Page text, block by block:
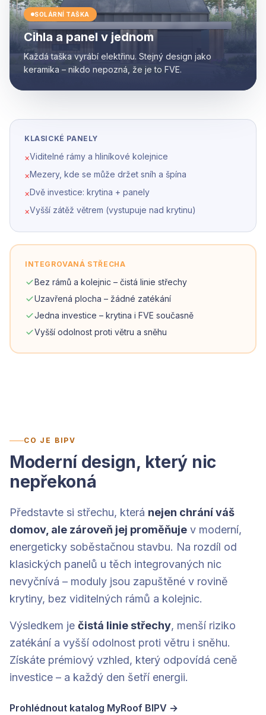
SOLÁRNÍ TAŠKA
Cihla a panel v jednom
Každá taška vyrábí elektřinu. Stejný design jako
keramika – nikdo nepozná, že je to FVE.
KLASICKÉ PANELY
×Viditelné rámy a hliníkové kolejnice
×Mezery, kde se může držet sníh a špína
×Dvě investice: krytina + panely
×Vyšší zátěž větrem (vystupuje nad krytinu)
INTEGROVANÁ STŘECHA
Bez rámů a kolejnic – čistá linie střechy
Uzavřená plocha – žádné zatékání
Jedna investice – krytina i FVE současně
Vyšší odolnost proti větru a sněhu
CO JE BIPV
Moderní design, který nic
nepřekoná
Představte si střechu, která nejen chrání váš
domov, ale zároveň jej proměňuje v moderní,
energeticky soběstačnou stavbu. Na rozdíl od
klasických panelů u těch integrovaných nic
nevyčnívá – moduly jsou zapuštěné v rovině
krytiny, bez viditelných rámů a kolejnic.
Výsledkem je čistá linie střechy, menší riziko
zatékání a vyšší odolnost proti větru i sněhu.
Získáte prémiový vzhled, který odpovídá ceně
investice – a každý den šetří energii.
Prohlédnout katalog MyRoof BIPV →